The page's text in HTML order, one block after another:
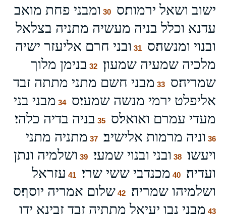
ישוב ושאל ירמות׃ס
30 ומבני פחת מואב
עדנא וכלל בניה מעשיה מתניה בצלאל
ובנוי ומנשה׃ס
31 ובני חרם אליעזר ישיה
מלכיה שמעיה שמעון׃
32 בנימן מלוך
שמריה׃ס
33 מבני חשם מתני מתתה זבד
אליפלט ירמי מנשה שמעי׃ס
34 מבני בני
מעדי עמרם ואואל׃ס
35 בניה בדיה כלהי׃
36 וניה מרמות אלישיב׃ 37 מתניה מתני
ויעשו׃
38 ובני ובנוי שמעי׃ 39 ושלמיה ונתן
ועדיה׃
40 מכנדבי ששי שרי׃ 41 עזראל
ושלמיהו שמריה׃
42 שלום אמריה יוסף׃ס
43 מבני נבו יעיאל מתתיה זבד זבינא ידו